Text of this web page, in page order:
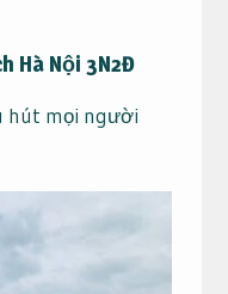
Hà Nội 3N2Đ
hút mọi người